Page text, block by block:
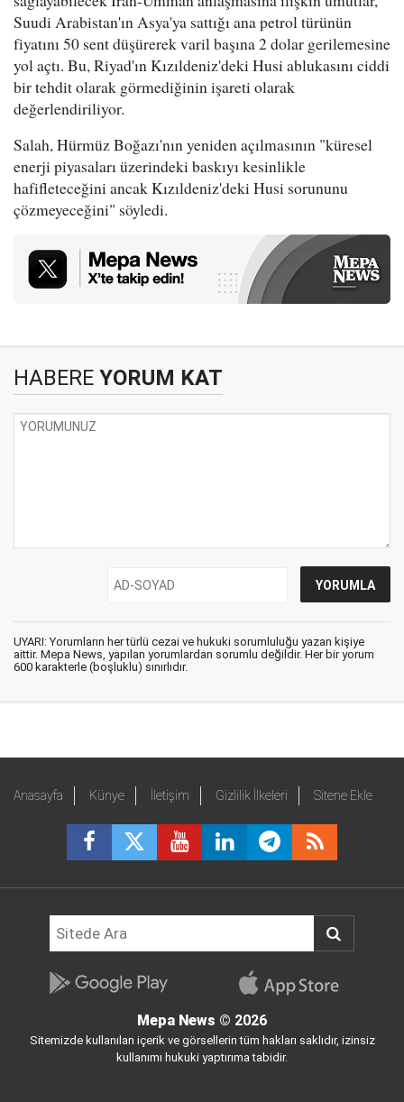
Suudi Arabistan'ın Asya'ya sattığı ana petrol türünün
fiyatını 50 sent düşürerek varil başına 2 dolar gerilemesine
yol açtı. Bu, Riyad'ın Kızıldeniz'deki Husi ablukasını ciddi
bir tehdit olarak görmediğinin işareti olarak
değerlendiriliyor.
Salah, Hürmüz Boğazı'nın yeniden açılmasının "küresel
enerji piyasaları üzerindeki baskıyı kesinlikle
hafifleteceğini ancak Kızıldeniz'deki Husi sorununu
çözmeyeceğini" söyledi.
HABERE YORUM KAT
UYARI: Yorumların her türlü cezai ve hukuki sorumluluğu yazan kişiye
aittir. Mepa News, yapılan yorumlardan sorumlu değildir. Her bir yorum
600 karakterle (boşluklu) sınırlıdır.
Anasayfa Künye İletişim Gizlilik İlkeleri Sitene Ekle
Mepa News © 2026
Sitemizde kullanılan içerik ve görsellerin tüm hakları saklıdır, izinsiz
kullanımı hukuki yaptırıma tabidir.